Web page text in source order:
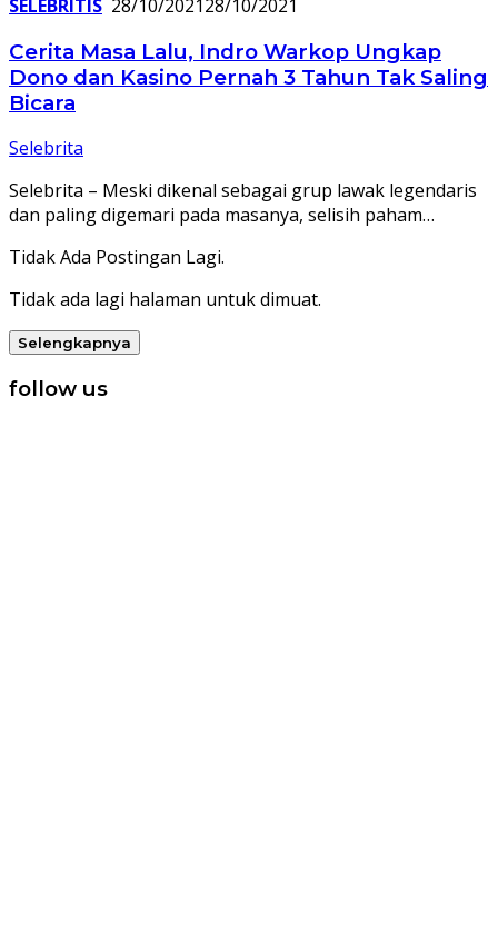
SELEBRITIS 28/10/2021 28/10/2021
Cerita Masa Lalu, Indro Warkop Ungkap
Dono dan Kasino Pernah 3 Tahun Tak Saling
Bicara
Selebrita
Selebrita – Meski dikenal sebagai grup lawak legendaris
dan paling digemari pada masanya, selisih paham…
Tidak Ada Postingan Lagi.
Tidak ada lagi halaman untuk dimuat.
Selengkapnya
follow us